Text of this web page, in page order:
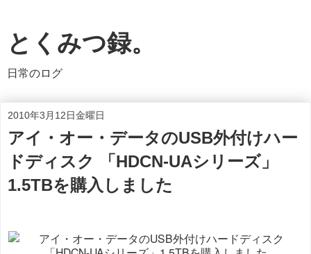
とくみつ録。
日常のログ
2010年3月12日金曜日
アイ・オー・データのUSB外付けハー
ドディスク 「HDCN-UAシリーズ」
1.5TBを購入しました